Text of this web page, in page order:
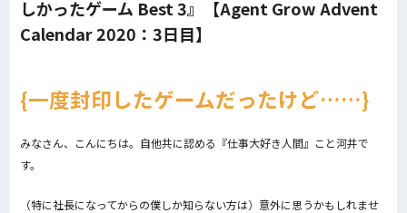
しかったゲーム Best 3』【Agent Grow Advent
Calendar 2020：3日目】
一度封印したゲームだったけど……
みなさん、こんにちは。自他共に認める『仕事大好き人間』こと河井で
す。
（特に社長になってからの僕しか知らない方は）意外に思うかもしれませ